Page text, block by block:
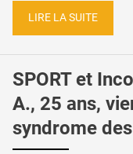
LIRE LA SUITE
SPORT et
A., 25 ans,
syndrome